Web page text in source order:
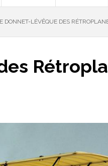
DONNET-LÉVÊQUE DES